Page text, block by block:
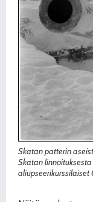
Skatan patterin
Skatan